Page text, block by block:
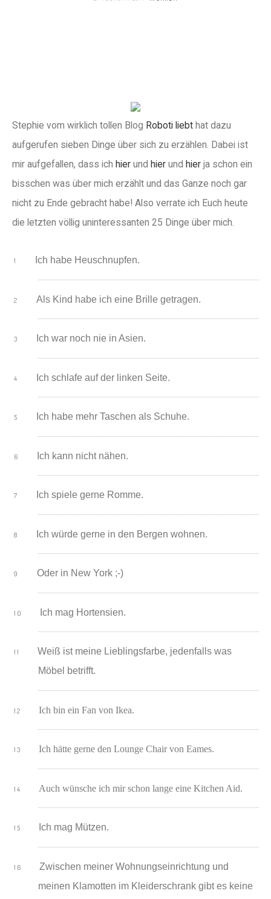
Stephie vom wirklich tollen Blog Roboti liebt hat dazu
aufgerufen sieben Dinge über sich zu erzählen. Dabei ist
mir aufgefallen, dass ich hier und hier und hier ja schon ein
bisschen was über mich erzählt und das Ganze noch gar
nicht zu Ende gebracht habe! Also verrate ich Euch heute
die letzten völlig uninteressanten 25 Dinge über mich.
Ich habe Heuschnupfen.
Als Kind habe ich eine Brille getragen.
Ich war noch nie in Asien.
Ich schlafe auf der linken Seite.
Ich habe mehr Taschen als Schuhe.
Ich kann nicht nähen.
Ich spiele gerne Romme.
Ich würde gerne in den Bergen wohnen.
Oder in New York ;-)
Ich mag Hortensien.
Weiß ist meine Lieblingsfarbe, jedenfalls was
Möbel betrifft.
Ich bin ein Fan von Ikea.
Ich hätte gerne den Lounge Chair von Eames.
Auch wünsche ich mir schon lange eine Kitchen Aid.
Ich mag Mützen.
Zwischen meiner Wohnungseinrichtung und
meinen Klamotten im Kleiderschrank gibt es keine